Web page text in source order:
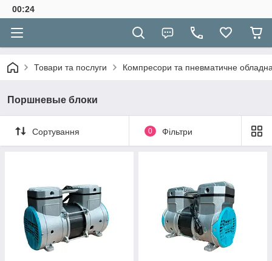
00:24
Товари та послуги Компресори та пневматичне
Поршневые блоки
Сортування 0 Фільтри